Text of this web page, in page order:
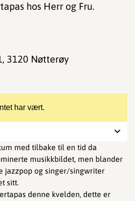
hos Herr og Fru.
har vært.
med tilbake til en tid da
musikkbildet, men blander
jazzpop og singer/singwriter
sitt.
denne kvelden, dette er
, 3120 Nøtterøy